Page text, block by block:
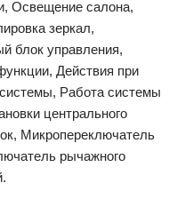
Освещение салона,
зеркал,
блок управления,
Действия при
Работа системы
центрального
Микропереключатель
рычажного